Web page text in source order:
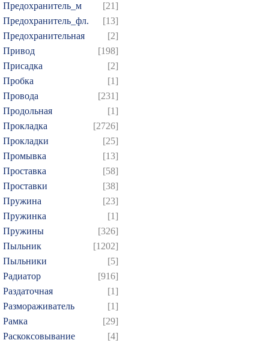
Предохранитель_м
[21]
Предохранитель_фл.
[13]
Предохранительная
[2]
Привод
[198]
Присадка
[2]
Пробка
[1]
Провода
[231]
Продольная
[1]
Прокладка
[2726]
Прокладки
[25]
Промывка
[13]
Проставка
[58]
Проставки
[38]
Пружина
[23]
Пружинка
[1]
Пружины
[326]
Пыльник
[1202]
Пыльники
[5]
Радиатор
[916]
Раздаточная
[1]
Размораживатель
[1]
Рамка
[29]
Раскоксовывание
[4]